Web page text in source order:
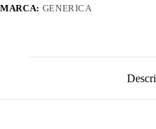
MARCA: GENERICA